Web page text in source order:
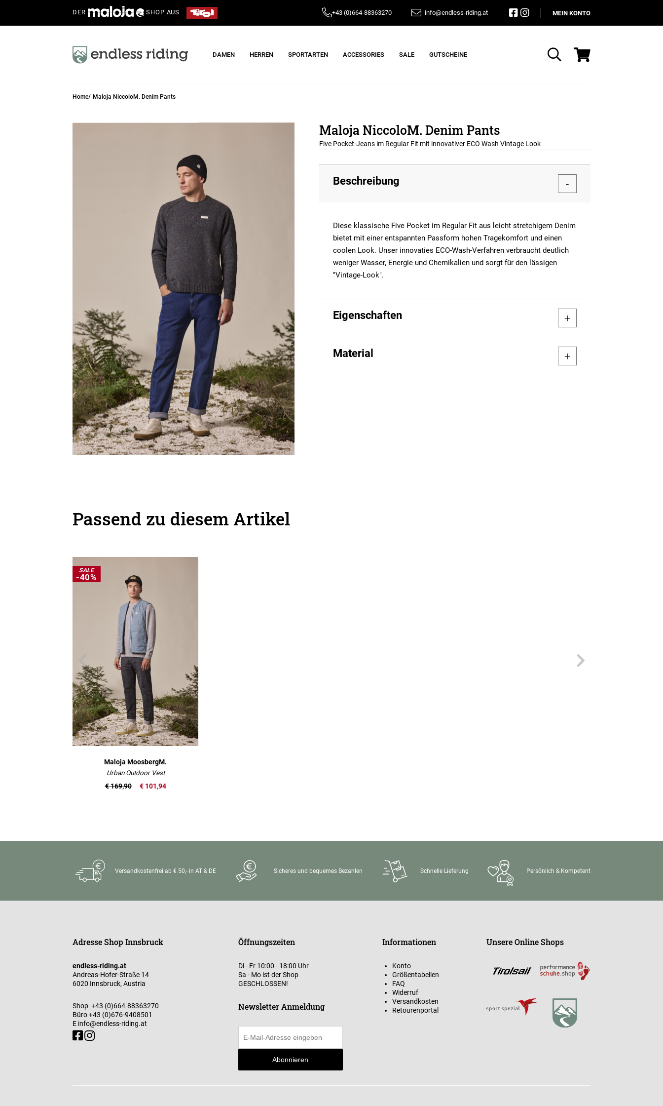
DER SHOP AUS +43 (0)664-88363270 info@endless-riding.at MEIN KONTO
DAMEN HERREN SPORTARTEN ACCESSORIES SALE GUTSCHEINE
Suche
Home Maloja NiccoloM. Denim Pants
Maloja NiccoloM. Denim Pants
Five Pocket-Jeans im Regular Fit mit innovativer ECO Wash Vintage Look
Beschreibung
Diese klassische Five Pocket im Regular Fit aus leicht stretchigem Denim
bietet mit einer entspannten Passform hohen Tragekomfort und einen
coolen Look. Unser innovaties ECO-Wash-Verfahren verbraucht deutlich
weniger Wasser, Energie und Chemikalien und sorgt für den lässigen
"Vintage-Look".
Eigenschaften
Material
Passend zu diesem Artikel
SALE
-40%
Maloja MoosbergM.
Urban Outdoor Vest
€ 101,94
€ 169,90
Versandkostenfrei ab € 50,- in AT & DE Sicheres und bequemes Bezahlen Schnelle Lieferung Persönlich & Kompetent
Adresse Shop Innsbruck
endless-riding.at
Andreas-Hofer-Straße 14
6020 Innsbruck, Austria
Shop +43 (0)664-88363270
Büro+43 (0)676-9408501
E info@endless-riding.at
Öffnungszeiten
Di - Fr 10:00 - 18:00 Uhr
Sa - Mo ist der Shop
GESCHLOSSEN!
Newsletter Anmeldung
Abonnieren
Informationen
Konto
Größentabellen
FAQ
Widerruf
Versandkosten
Retourenportal
Unsere Online Shops